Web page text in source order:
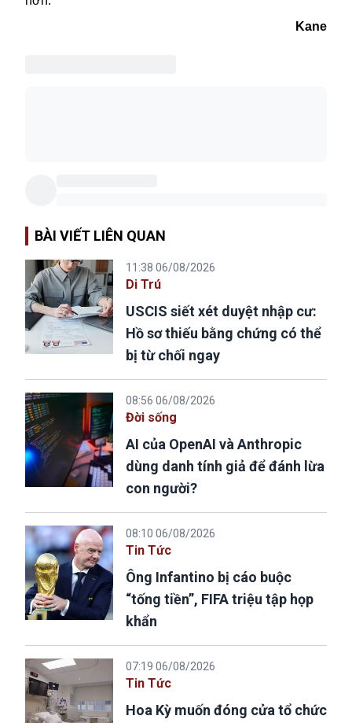
Kane
BÀI VIẾT LIÊN QUAN
11:38 06/08/2026
Di Trú
USCIS siết xét duyệt nhập cư:
Hồ sơ thiếu bằng chứng có thể
bị từ chối ngay
08:56 06/08/2026
Đời sống
AI của OpenAI và Anthropic
dùng danh tính giả để đánh lừa
con người?
08:10 06/08/2026
Tin Tức
Ông Infantino bị cáo buộc
“tống tiền”, FIFA triệu tập họp
khẩn
07:19 06/08/2026
Tin Tức
Hoa Kỳ muốn đóng cửa tổ chức